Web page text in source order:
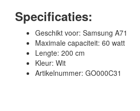
Specificaties:
Geschikt voor: Samsung A71
Maximale capaciteit: 60 watt
Lengte: 200 cm
Kleur: Wit
Artikelnummer: GO000C31